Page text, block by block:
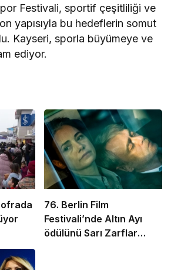
Festivali, sportif çeşitliliği ve
yapısıyla bu hedeflerin somut
Kayseri, sporla büyümeye ve
ediyor.
76. Berlin Film
Festivali’nde Altın Ayı
ödülünü Sarı Zarflar